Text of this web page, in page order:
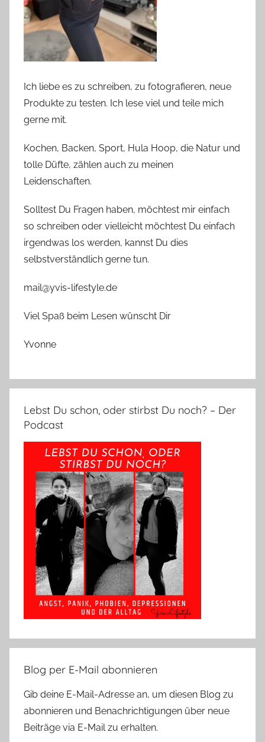
Ich liebe es zu schreiben, zu fotografieren, neue
Produkte zu testen. Ich lese viel und teile mich
gerne mit.
Kochen, Backen, Sport, Hula Hoop, die Natur und
tolle Düfte, zählen auch zu meinen
Leidenschaften.
Solltest Du Fragen haben, möchtest mir einfach
so schreiben oder vielleicht möchtest Du einfach
irgendwas los werden, kannst Du dies
selbstverständlich gerne tun.
mail@yvis-lifestyle.de
Viel Spaß beim Lesen wünscht Dir
Yvonne
Lebst Du schon, oder stirbst Du noch? – Der
Podcast
Blog per E-Mail abonnieren
Gib deine E-Mail-Adresse an, um diesen Blog zu
abonnieren und Benachrichtigungen über neue
Beiträge via E-Mail zu erhalten.